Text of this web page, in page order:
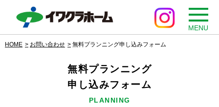
MENU
HOME お問い合わせ 無料プランニング申し込みフォーム
無料プランニング
申し込みフォーム
PLANNING